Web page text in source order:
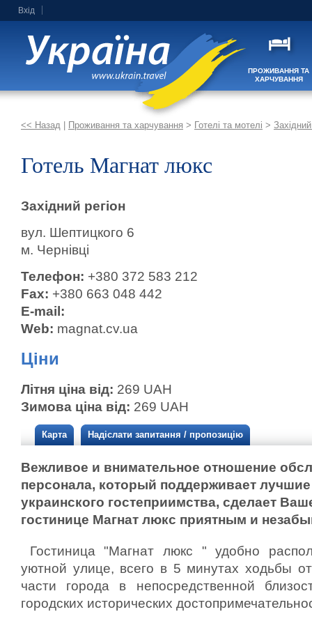
Вхід
ПРОЖИВАННЯ ТА
ХАРЧУВАННЯ
<< Назад Проживання та харчування > Готелі та мотелі > Західний
Готель Магнат люкс
Західний регіон
вул. Шептицкого 6
м. Чернівцi
Телефон: +380 372 583 212
Fax: +380 663 048 442
E-mail:
Web: magnat.cv.ua
Ціни
Літня ціна від: 269 UAH
Зимова ціна від: 269 UAH
Карта Надіслати запитання / пропозицію
Вежливое и внимательное отношение
персонала, который поддерживает
украинского гостеприимства, сделает
гостинице Магнат люкс приятным и
Гостиница "Магнат люкс " удобно
уютной улице, всего в 5 минутах ходьбы
части города в непосредственной
городских исторических